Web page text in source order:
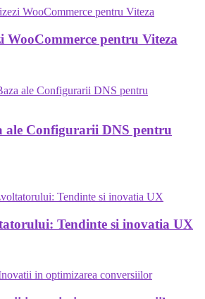
WooCommerce pentru Viteza
ale Configurarii DNS pentru
Tendinte si inovatia UX